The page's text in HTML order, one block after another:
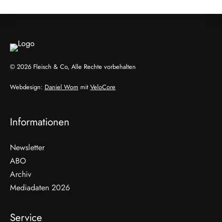
© 2026 Fleisch & Co, Alle Rechte vorbehalten
Webdesign: Daniel Wom mit VeloCore
Informationen
Newsletter
ABO
Archiv
Mediadaten 2026
Service